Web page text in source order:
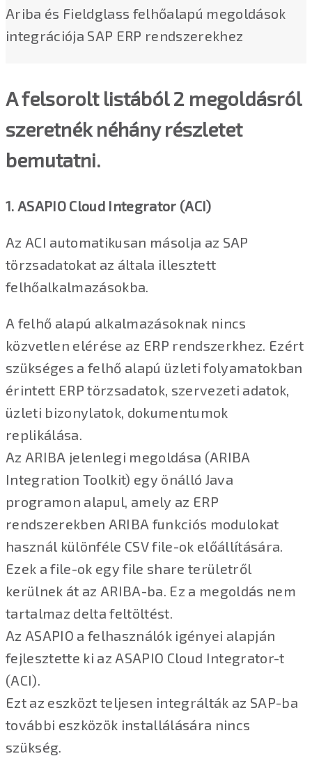
Ariba és Fieldglass felhőalapú megoldások
integrációja SAP ERP rendszerekhez
A felsorolt listából 2 megoldásról
szeretnék néhány részletet
bemutatni.
1. ASAPIO Cloud Integrator (ACI)
Az ACI automatikusan másolja az SAP
törzsadatokat az általa illesztett
felhőalkalmazásokba.
A felhő alapú alkalmazásoknak nincs
közvetlen elérése az ERP rendszerkhez. Ezért
szükséges a felhő alapú üzleti folyamatokban
érintett ERP törzsadatok, szervezeti adatok,
üzleti bizonylatok, dokumentumok
replikálása.
Az ARIBA jelenlegi megoldása (ARIBA
Integration Toolkit) egy önálló Java
programon alapul, amely az ERP
rendszerekben ARIBA funkciós modulokat
használ különféle CSV file-ok előállítására.
Ezek a file-ok egy file share területről
kerülnek át az ARIBA-ba. Ez a megoldás nem
tartalmaz delta feltöltést.
Az ASAPIO a felhasználók igényei alapján
fejlesztette ki az ASAPIO Cloud Integrator-t
(ACI).
Ezt az eszközt teljesen integrálták az SAP-ba
további eszközök installálására nincs
szükség.